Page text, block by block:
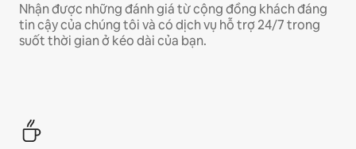
Nhận được những đánh giá từ cộng đồng khách đáng
tin cậy của chúng tôi và có dịch vụ hỗ trợ 24/7 trong
suốt thời gian ở kéo dài của bạn.